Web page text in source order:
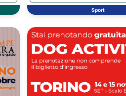
Sport